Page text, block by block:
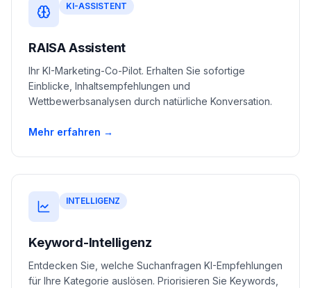
KI-ASSISTENT
RAISA Assistent
Ihr KI-Marketing-Co-Pilot. Erhalten Sie sofortige
Einblicke, Inhaltsempfehlungen und
Wettbewerbsanalysen durch natürliche Konversation.
Mehr erfahren →
INTELLIGENZ
Keyword-Intelligenz
Entdecken Sie, welche Suchanfragen KI-Empfehlungen
für Ihre Kategorie auslösen. Priorisieren Sie Keywords,